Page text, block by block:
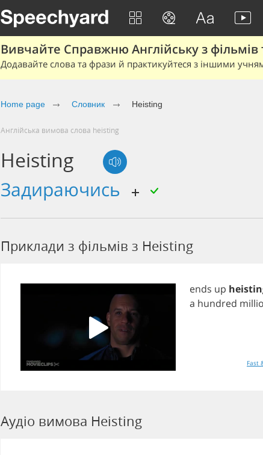
Вивчайте Справжню Англійську з фільмів
Додавайте слова та фрази й практикуйтеся з іншими
Home page Cловник Heisting
Англійська вимова слова heisting
Heisting
задираючись
Приклади з фільмів з Heisting
ends up
a hundred
Fast
Аудіо вимова Heisting